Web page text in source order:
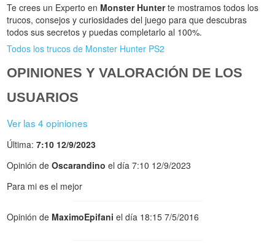
Te crees un Experto en Monster Hunterte mostramos todos los
trucos, consejos y curiosidades del juego para que descubras
todos sus secretos y puedas completarlo al 100%.
Todos los trucos de Monster Hunter PS2
OPINIONES Y VALORACIÓN DE LOS
USUARIOS
Ver las 4 opiniones
Última:7:10 12/9/2023
Opinión deOscarandino el día 7:10 12/9/2023
Para mi es el mejor
Opinión de MaximoEpifani el día 18:15 7/5/2016